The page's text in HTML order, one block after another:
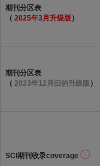
期刊分区表
（ 2025年3月升级版 ）
期刊分区表
（ 2023年12月旧的升级版 ）
SCI期刊收录coverage